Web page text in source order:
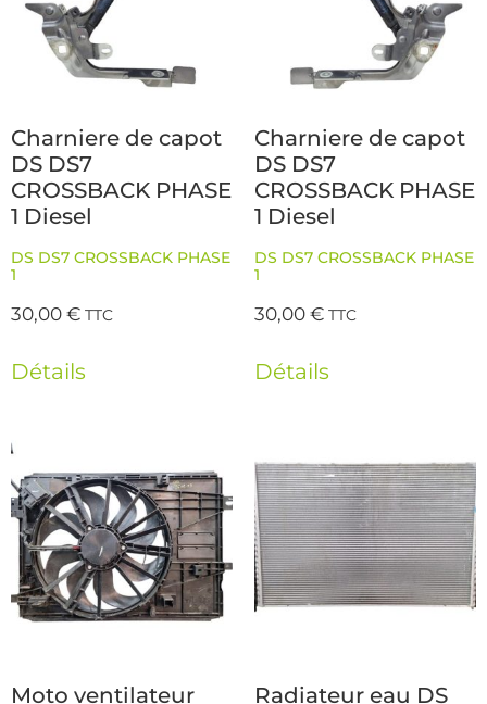
Charniere de capot
DS DS7
CROSSBACK PHASE
1 Diesel
DS DS7 CROSSBACK PHASE
1
30,00€ TTC
Détails
Charniere de capot
DS DS7
CROSSBACK PHASE
1 Diesel
DS DS7 CROSSBACK PHASE
1
30,00€ TTC
Détails
Moto ventilateur
Radiateur eau DS